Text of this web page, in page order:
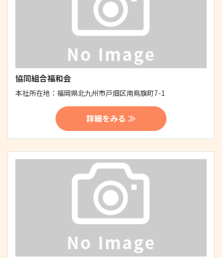
協同組合福和会
本社所在地： 福岡県北九州市戸畑区南鳥旗町7-1
詳細をみる ≫